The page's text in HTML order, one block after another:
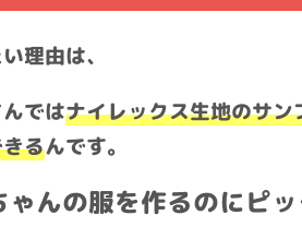
理由は、
ではナイレックス生地のサ
るんです。
ゃんの服を作るのにピ